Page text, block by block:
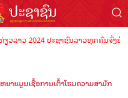
າວ 2024 ປະຊາຊົນລາວທຸກຄົນຈົ່ງພ້ອ
ຍາຍມູນເຊື້ອການເຕົ້າໂຮມຄວາມສາມັກ